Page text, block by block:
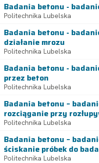
Badania betonu -
Politechnika Lubelska
Badania betonu -
działanie mrozu
Politechnika Lubelska
Badania betonu -
przez beton
Politechnika Lubelska
Badania betonu –
rozciąganie przy
Politechnika Lubelska
Badania betonu –
ściskanie próbek do
Politechnika Lubelska